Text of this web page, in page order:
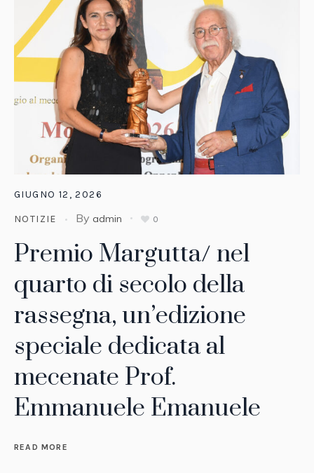
GIUGNO 12, 2026
NOTIZIE By admin 0
Premio Margutta/ nel
quarto di secolo della
rassegna, un’edizione
speciale dedicata al
mecenate Prof.
Emmanuele Emanuele
READ MORE